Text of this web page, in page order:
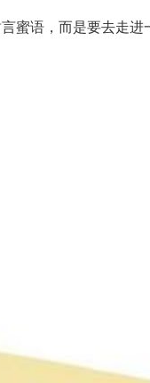
语，而是要去走进